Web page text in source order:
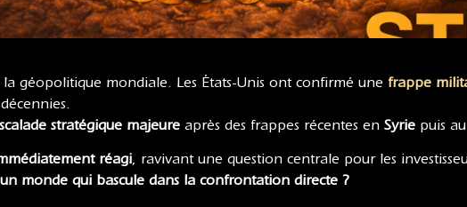
géopolitique mondiale. Les États-Unis ont confirmé une frappe
stratégique majeure après des frappes récentes en Syrie puis au
réagi, ravivant une question centrale pour les
monde qui bascule dans la confrontation directe ?